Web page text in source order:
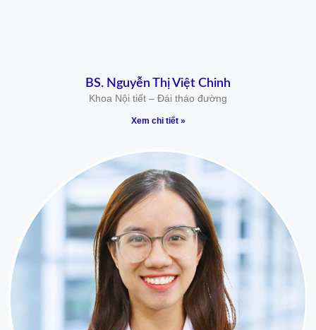
BS. Nguyễn Thị Việt Chinh
Khoa Nội tiết – Đái tháo đường
Xem chi tiết »